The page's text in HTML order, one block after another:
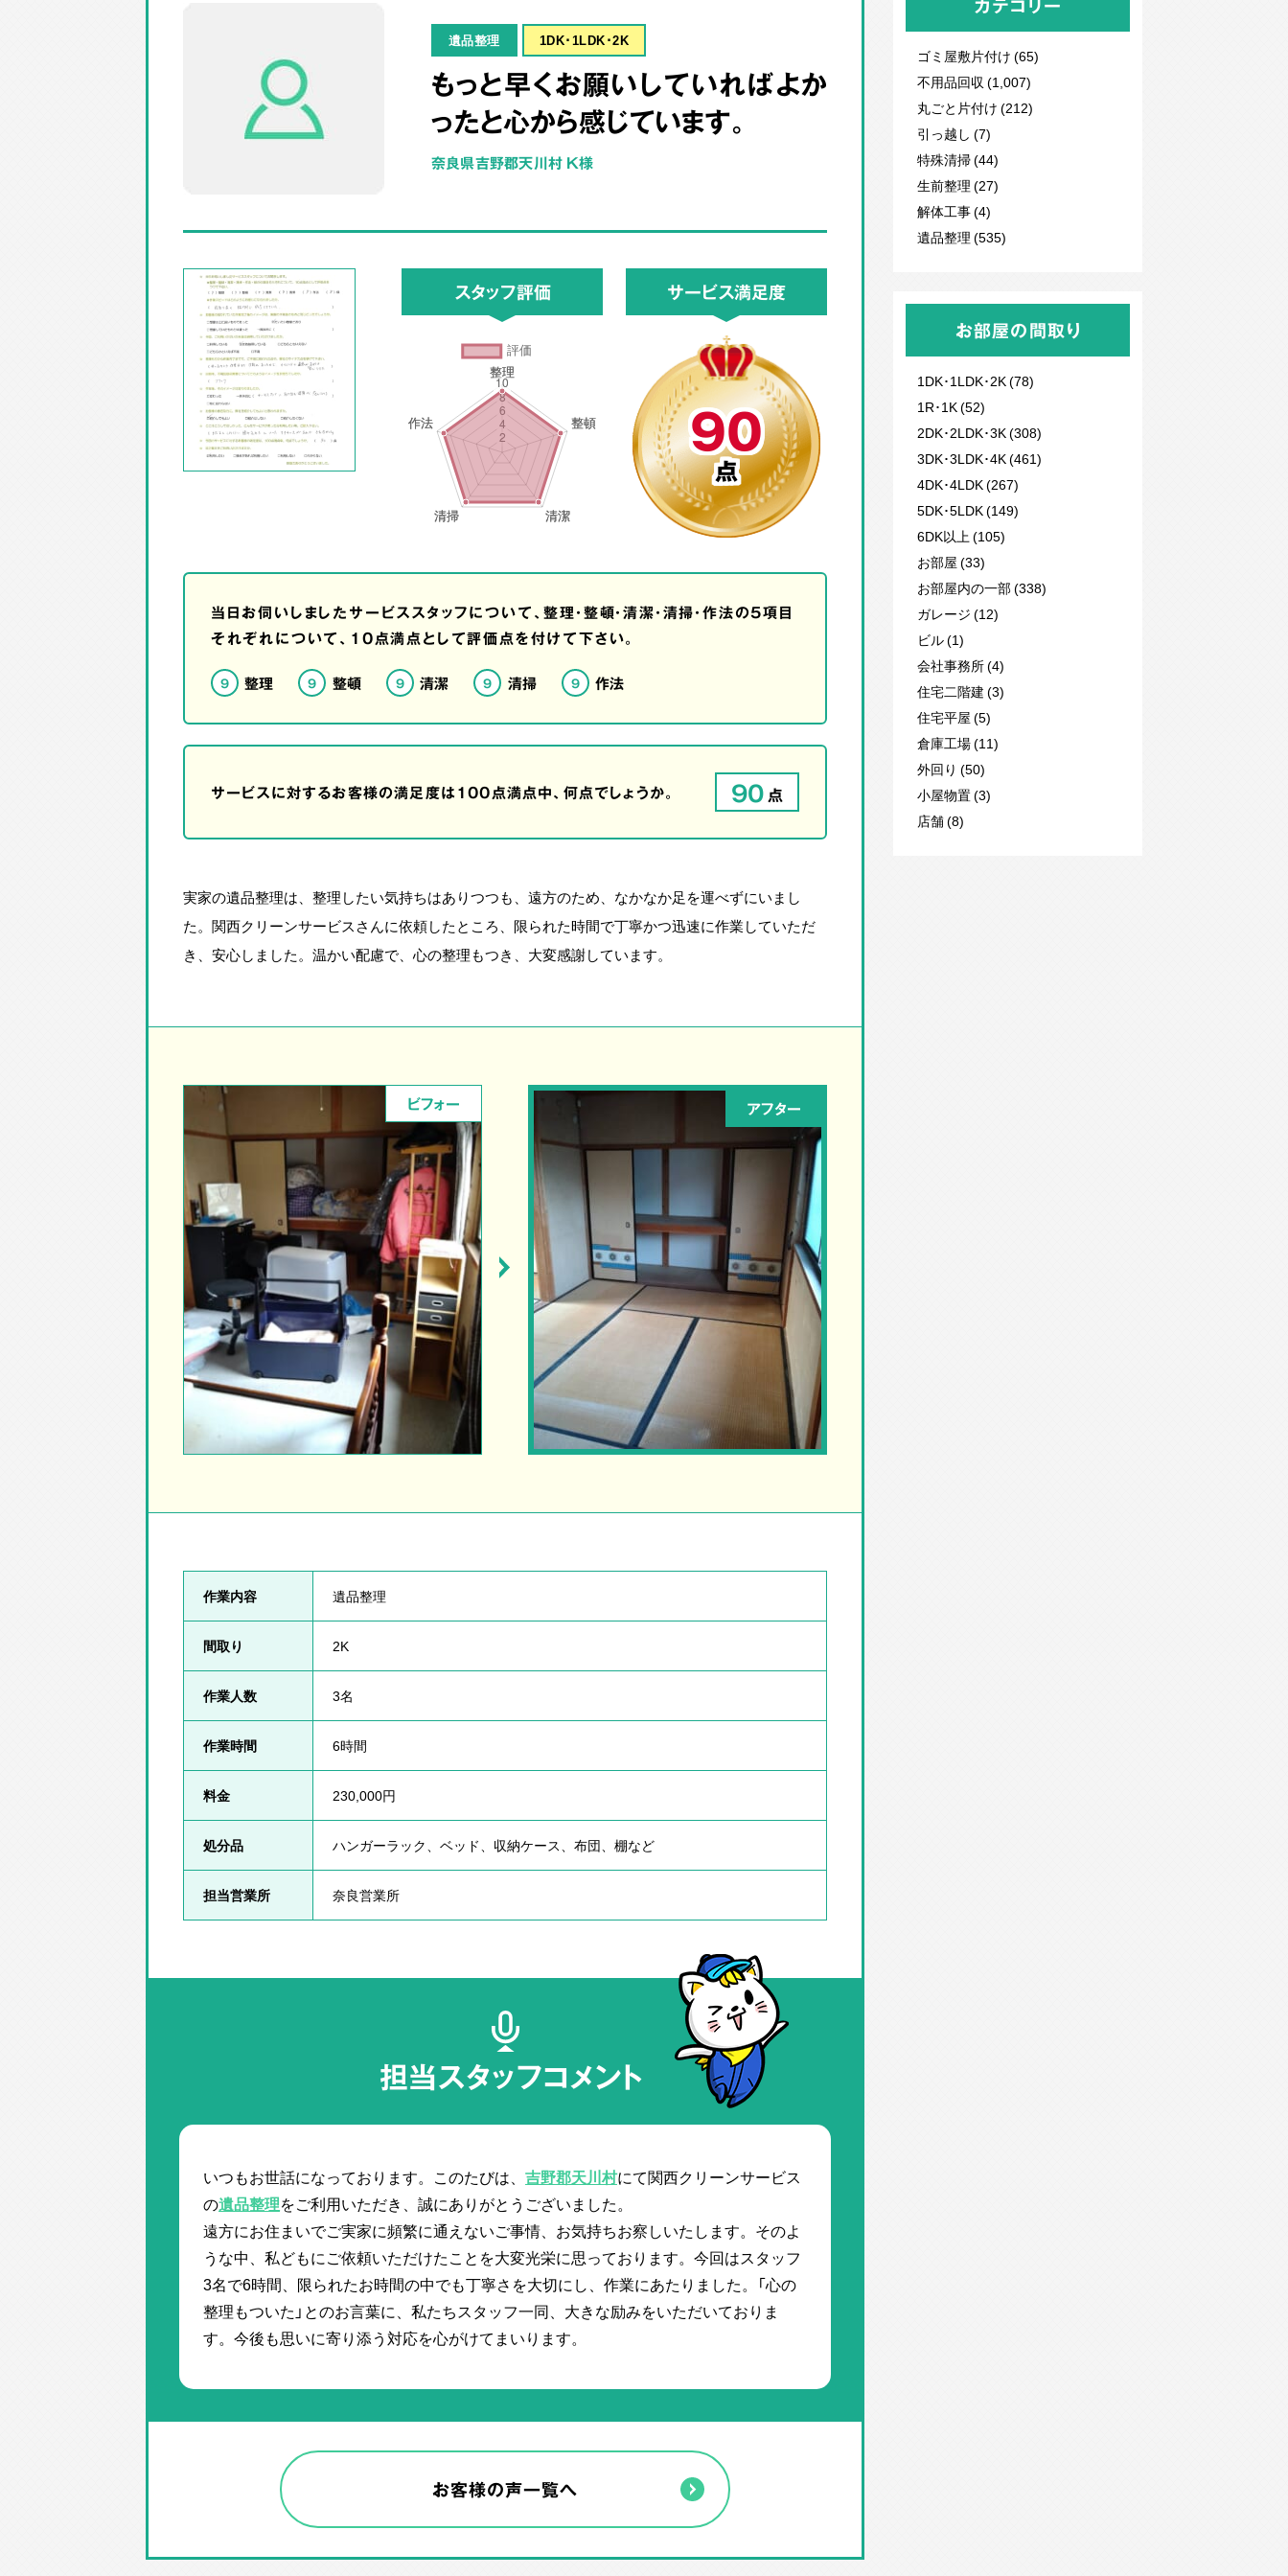
遺品整理 1DK･1LDK･2K
もっと早くお願いしていればよか
ったと心から感じています。
奈良県吉野郡天川村 K様
スタッフ評価 サービス満足度
90
点
当日お伺いしましたサービススタッフについて、整理・整頓・清潔・清掃・作法の5項目
それぞれについて、10点満点として評価点を付けて下さい。
9 整理 9 整頓 9 清潔 9 清掃 9 作法
サービスに対するお客様の満足度は100点満点中、何点でしょうか。 90点
実家の遺品整理は、整理したい気持ちはありつつも、遠方のため、なかなか足を運べずにいまし
た。関西クリーンサービスさんに依頼したところ、限られた時間で丁寧かつ迅速に作業していただ
き、安心しました。温かい配慮で、心の整理もつき、大変感謝しています。
ビフォー アフター
作業内容 遺品整理
間取り 2K
作業人数 3名
作業時間 6時間
料金 230,000円
処分品 ハンガーラック、ベッド、収納ケース、布団、棚など
担当営業所 奈良営業所
担当スタッフコメント
いつもお世話になっております。このたびは、 吉野郡天川村にて関西クリーンサービス
の遺品整理をご利用いただき、誠にありがとうございました。
遠方にお住まいでご実家に頻繁に通えないご事情、お気持ちお察しいたします。そのよ
うな中、私どもにご依頼いただけたことを大変光栄に思っております。今回はスタッフ
3名で6時間、限られたお時間の中でも丁寧さを大切にし、作業にあたりました。「心の
整理もついた」とのお言葉に、私たちスタッフ一同、大きな励みをいただいておりま
す。今後も思いに寄り添う対応を心がけてまいります。
お客様の声一覧へ
カテゴリー
ゴミ屋敷片付け (65)
不用品回収 (1,007)
丸ごと片付け (212)
引っ越し (7)
特殊清掃 (44)
生前整理 (27)
解体工事 (4)
遺品整理 (535)
お部屋の間取り
1DK･1LDK･2K (78)
1R･1K (52)
2DK･2LDK･3K (308)
3DK･3LDK･4K (461)
4DK･4LDK (267)
5DK･5LDK (149)
6DK以上 (105)
お部屋 (33)
お部屋内の一部 (338)
ガレージ (12)
ビル (1)
会社事務所 (4)
住宅二階建 (3)
住宅平屋 (5)
倉庫工場 (11)
外回り (50)
小屋物置 (3)
店舗 (8)